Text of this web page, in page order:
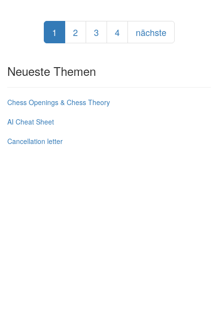
1 2 3 4 nächste
Neueste Themen
Chess Openings & Chess Theory
AI Cheat Sheet
Cancellation letter